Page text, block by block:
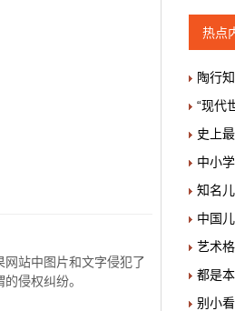
站中图片和文字侵犯了
侵权纠纷。
热点
陶行
“现代
史上
中小
知名
中国
艺术
都是
别小